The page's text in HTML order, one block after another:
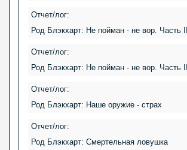
Отчет/лог:
Род Блэкхарт: Не пойман - не вор. Часть II
Отчет/лог:
Род Блэкхарт: Не пойман - не вор. Часть III
Отчет/лог:
Род Блэкхарт: Наше оружие - страх
Отчет/лог:
Род Блэкхарт: Смертельная ловушка